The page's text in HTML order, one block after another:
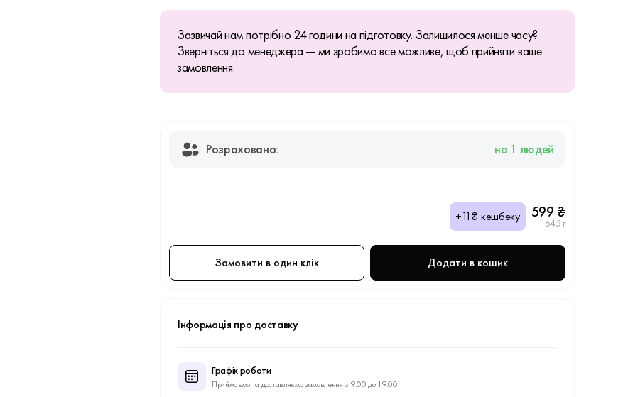
Зазвичай нам потрібно 24 години на підготовку. Залишилося менше часу?
Зверніться до менеджера — ми зробимо все можливе, щоб прийняти ваше
замовлення.
Розраховано: на 1 людей
+11₴ кешбеку 599 ₴
645 г
Замовити в один клік Додати в кошик
Інформація про доставку
Графік роботи
Приймаємо та доставляємо замовлення з 9:00 до 19:00